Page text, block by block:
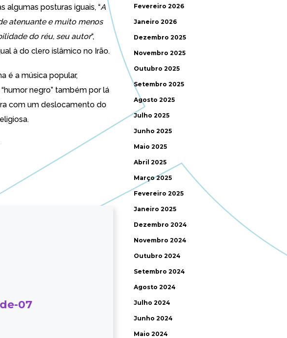
posturas iguais, “A
atenuante e muito menos
do réu, seu autor“,
à do clero islâmico no Irão.
é a música popular,
negro” também por lá
com um deslocamento do
07
Fevereiro 2026
Janeiro 2026
Dezembro 2025
Novembro 2025
Outubro 2025
Setembro 2025
Agosto 2025
Julho 2025
Junho 2025
Maio 2025
Abril 2025
Março 2025
Fevereiro 2025
Janeiro 2025
Dezembro 2024
Novembro 2024
Outubro 2024
Setembro 2024
Agosto 2024
Julho 2024
Junho 2024
Maio 2024